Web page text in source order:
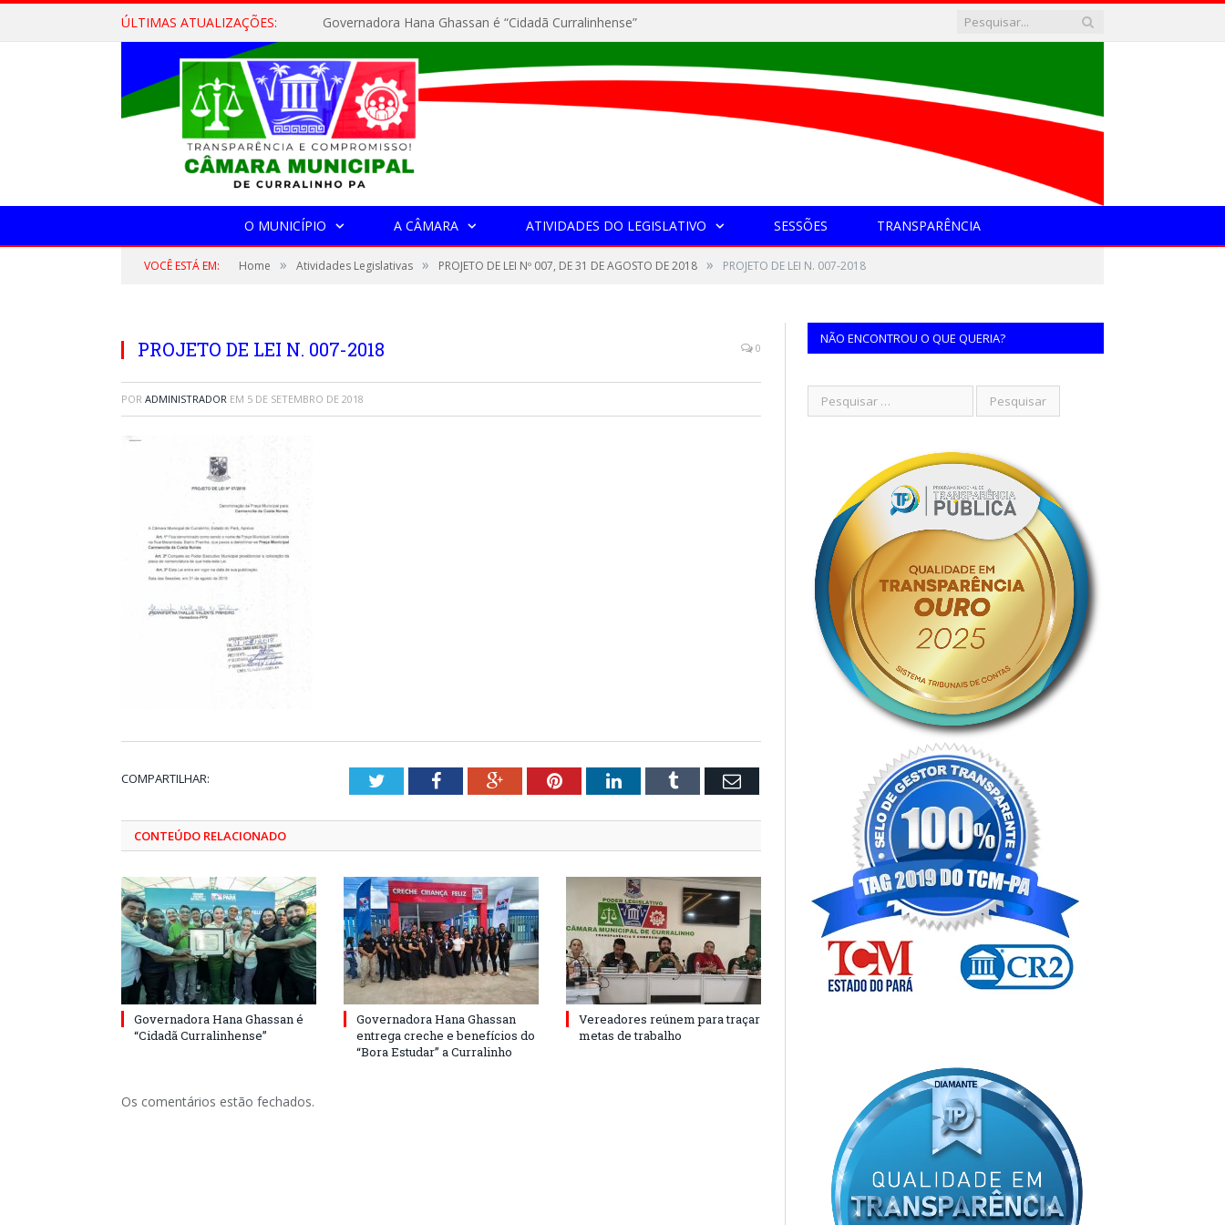
ÚLTIMAS ATUALIZAÇÕES: Governadora Hana Ghassan é “Cidadã Curralinhense”
O MUNICÍPIO A CÂMARA ATIVIDADES DO LEGISLATIVO SESSÕES TRANSPARÊNCIA
VOCÊ ESTÁ EM: Home » Atividades Legislativas » PROJETO DE LEI Nº 007, DE 31 DE AGOSTO DE 2018 » PROJETO DE LEI N. 007-2018
PROJETO DE LEI N. 007-2018 0
POR ADMINISTRADOR EM 5 DE SETEMBRO DE 2018
COMPARTILHAR: TwitterFacebookGoogle+PinterestLinkedInTumblr Email
CONTEÚDO RELACIONADO
Governadora Hana Ghassan é
“Cidadã Curralinhense”
Governadora Hana Ghassan
entrega creche e benefícios do
“Bora Estudar” a Curralinho
Vereadores reúnem para traçar
metas de trabalho
Os comentários estão fechados.
NÃO ENCONTROU O QUE QUERIA?